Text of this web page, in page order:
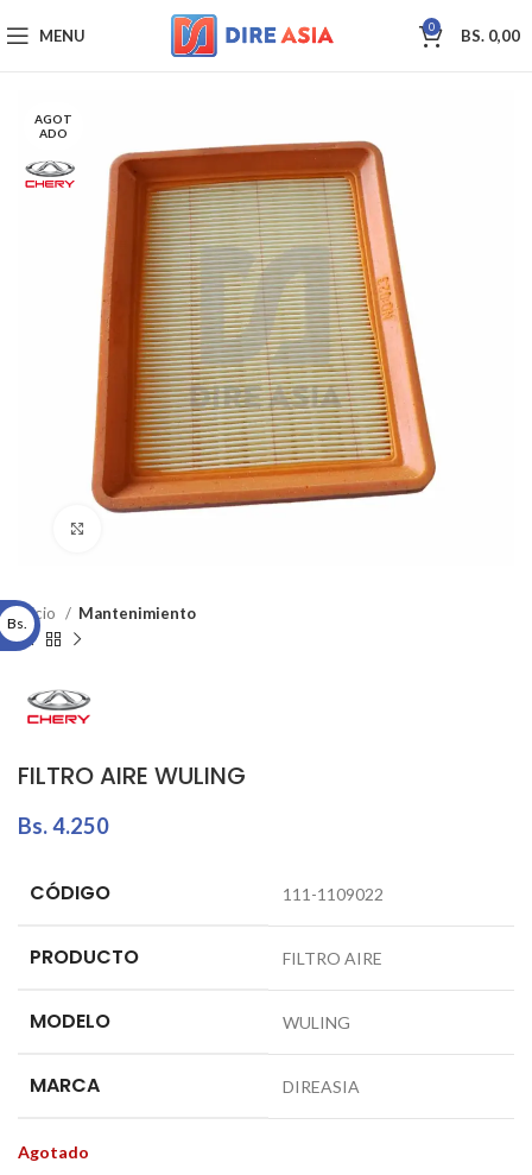
MENU 0 BS. 0,00
AGOT
ADO
Inicio Mantenimiento
FILTRO AIRE WULING
Bs.4.250
CÓDIGO 111-1109022
PRODUCTO FILTRO AIRE
MODELO WULING
MARCA DIREASIA
Agotado
Bs.